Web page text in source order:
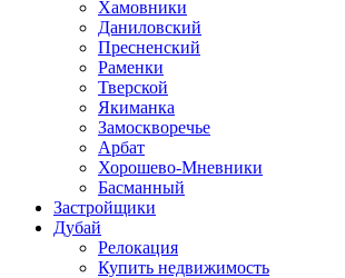
Хамовники
Даниловский
Пресненский
Раменки
Тверской
Якиманка
Замоскворечье
Арбат
Хорошево-Мневники
Басманный
Застройщики
Дубай
Релокация
Купить недвижимость